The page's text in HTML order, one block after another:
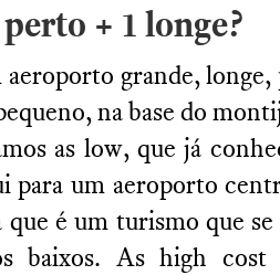
+ 1 longe?
aeroporto grande,
na base do
as low, que já
para um aeroporto
é um turismo que
baixos. As high cost